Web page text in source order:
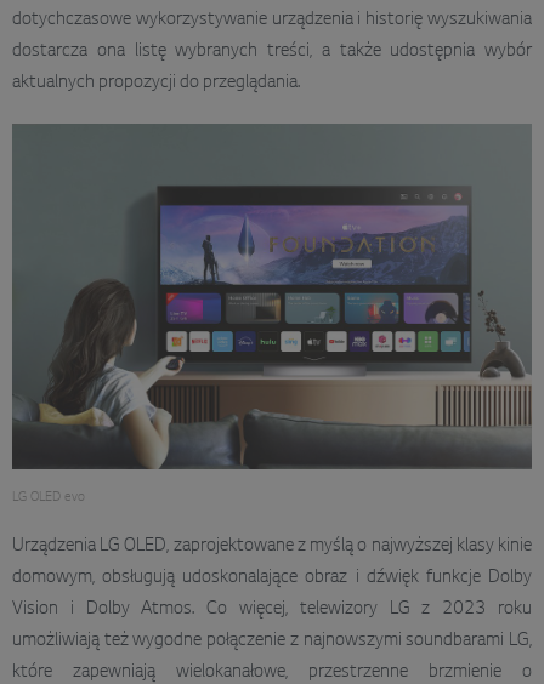
dotychczasowe wykorzystywanie urządzenia i historię wyszukiwania
dostarcza ona listę wybranych treści, a także udostępnia wybór
aktualnych propozycji do przeglądania.
LG OLED evo
Urządzenia LG OLED, zaprojektowane z myślą o najwyższej klasy kinie
domowym, obsługują udoskonalające obraz i dźwięk funkcje Dolby
Vision i Dolby Atmos. Co więcej, telewizory LG z 2023 roku
umożliwiają też wygodne połączenie z najnowszymi soundbarami LG,
które zapewniają wielokanałowe, przestrzenne brzmienie o